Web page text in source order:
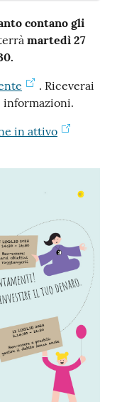
contano gli
martedì 27
. Riceverai
informazioni.
in attivo